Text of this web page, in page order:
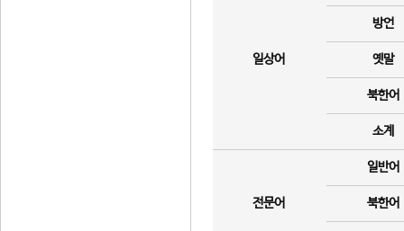
일상어
방언
옛말
북한어
소계
전문어
일반어
북한어